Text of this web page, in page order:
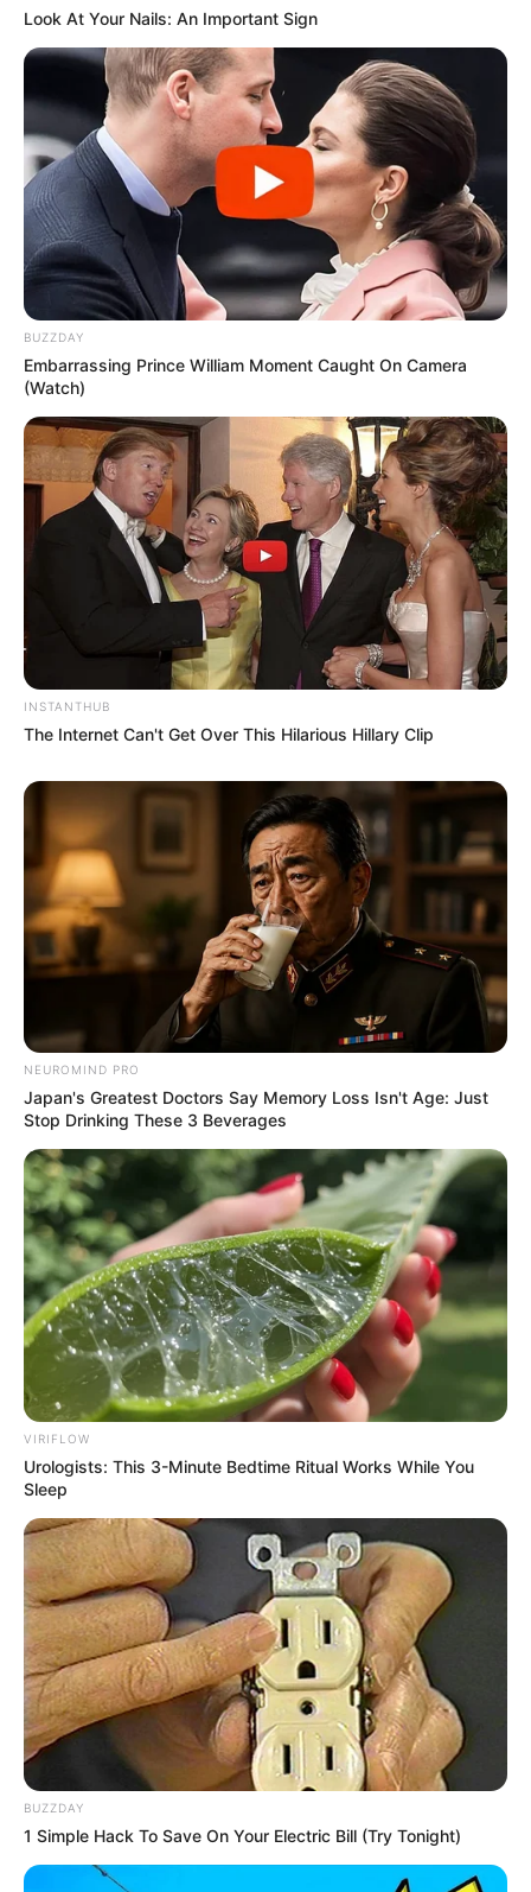
Look At Your Nails: An Important Sign
BUZZDAY
Embarrassing Prince William Moment Caught On Camera
(Watch)
INSTANTHUB
The Internet Can't Get Over This Hilarious Hillary Clip
NEUROMIND PRO
Japan's Greatest Doctors Say Memory Loss Isn't Age: Just
Stop Drinking These 3 Beverages
VIRIFLOW
Urologists: This 3-Minute Bedtime Ritual Works While You
Sleep
BUZZDAY
1 Simple Hack To Save On Your Electric Bill (Try Tonight)